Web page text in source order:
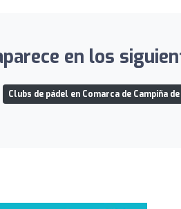
en los
Clubs de pádel en Comarca de Campiña